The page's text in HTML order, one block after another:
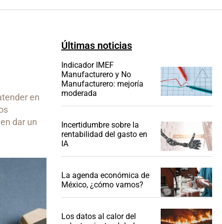
en
dar un
Últimas noticias
Indicador IMEF
Manufacturero y No
Manufacturero: mejoría
moderada
Incertidumbre sobre la
rentabilidad del gasto en
IA
La agenda económica de
México, ¿cómo vamos?
Los datos al calor del